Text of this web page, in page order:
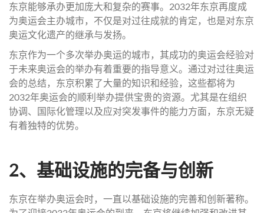
东京能够承办更加庞大和复杂的赛事。2032年东京再度成
为奥运会主办城市，不仅是对过往成就的肯定，也是对东京
奥运文化遗产的继承与发扬。
东京作为一个多次举办奥运的城市，其成功的奥运会经验对
于未来奥运会的举办有着重要的指导意义。通过对过往奥运
会的总结，东京积累了大量的知识和经验，这些都将为
2032年奥运会的顺利举办提供宝贵的资源。尤其是在组织
协调、国际化管理以及应对突发事件的能力方面，东京无疑
有着独特的优势。
2、基础设施的完备与创新
东京在举办奥运会时，一直以基础设施的完善和创新著称。